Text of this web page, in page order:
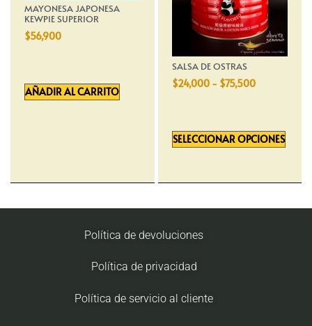
MAYONESA JAPONESA
KEWPIE SUPERIOR
$56,900
AÑADIR AL CARRITO
SALSA DE OSTRAS
$24,000 - $75,500
SELECCIONAR OPCIONES
Política de devoluciones
Política de privacidad
Política de servicio al cliente